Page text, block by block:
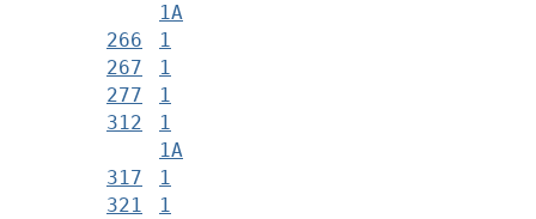
1А
266
1
267
1
277
1
312
1
1А
317
1
321
1